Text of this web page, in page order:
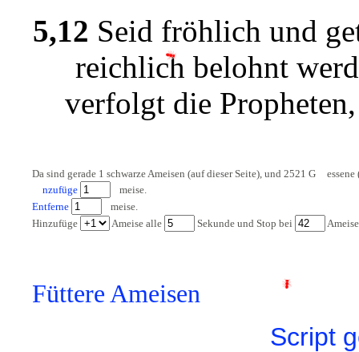
5,12 Seid fröhlich und ge
reichlich belohnt werd
verfolgt die Prophete
Da sind gerade 1 schwarze Ameisen (auf dieser Seite), und 2521 G essene
nzufüge meise
Entferne meise
Hinzufüge Ameise alle Sekunde und Stop bei Ameise
Füttere Ameisen
Script g